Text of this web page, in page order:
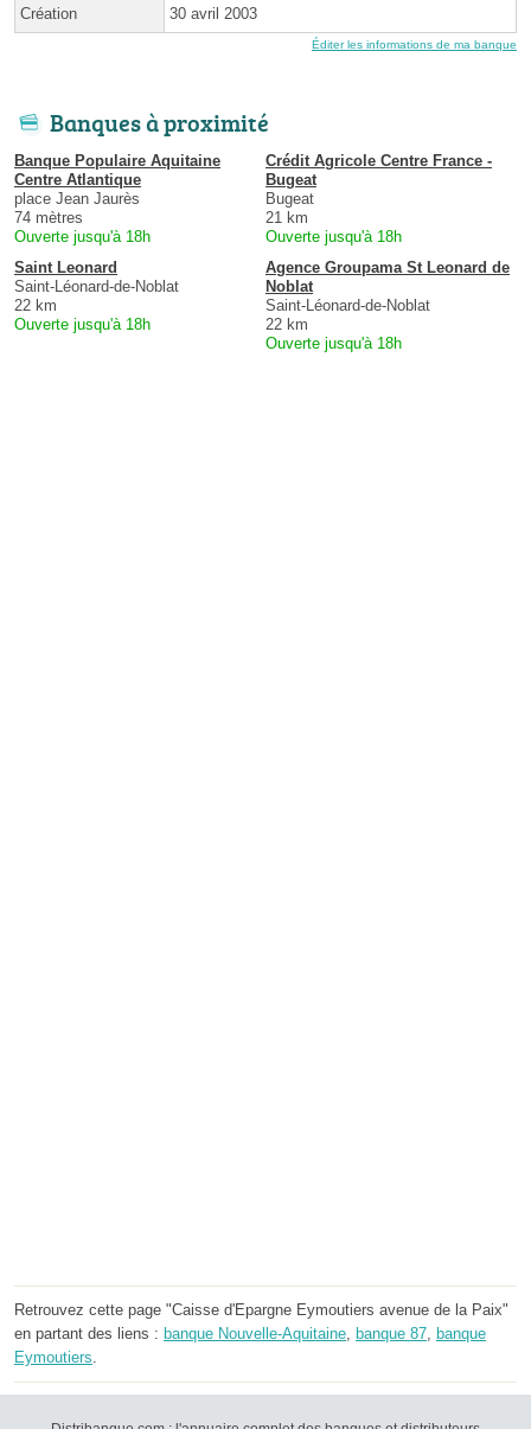
Création 30 avril 2003
Éditer les informations de ma banque
Banques à proximité
Banque Populaire Aquitaine
Centre Atlantique
place Jean Jaurès
74 mètres
Ouverte jusqu'à 18h
Crédit Agricole Centre France -
Bugeat
Bugeat
21 km
Ouverte jusqu'à 18h
Saint Leonard
Saint-Léonard-de-Noblat
22 km
Ouverte jusqu'à 18h
Agence Groupama St Leonard de
Noblat
Saint-Léonard-de-Noblat
22 km
Ouverte jusqu'à 18h
Retrouvez cette page "Caisse d'Epargne Eymoutiers avenue de la Paix"
en partant des liens : banque Nouvelle-Aquitaine banque 87
banque
Eymoutiers